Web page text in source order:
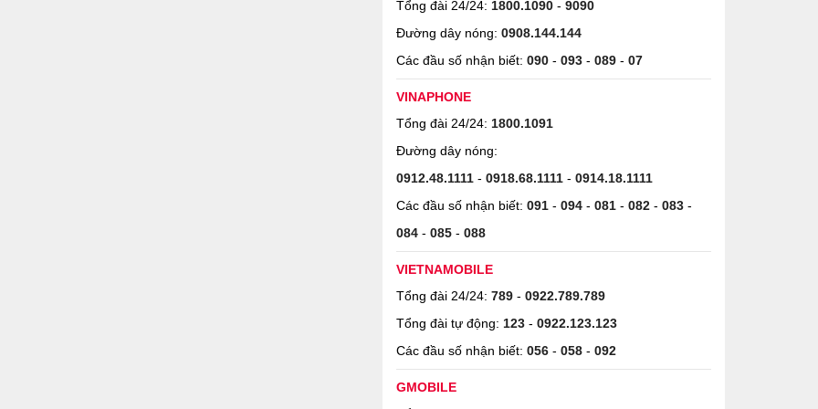
Tổng đài 24/24: 1800.1090 - 9090
Đường dây nóng: 0908.144.144
Các đầu số nhận biết: 090 - 093 - 089 - 07
VINAPHONE
Tổng đài 24/24: 1800.1091
Đường dây nóng:
0912.48.1111 - 0918.68.1111 - 0914.18.1111
Các đầu số nhận biết: 091 - 094 - 081 - 082 - 083 -
084 - 085 - 088
VIETNAMOBILE
Tổng đài 24/24: 789 - 0922.789.789
Tổng đài tự động: 123 - 0922.123.123
Các đầu số nhận biết: 056 - 058 - 092
GMOBILE